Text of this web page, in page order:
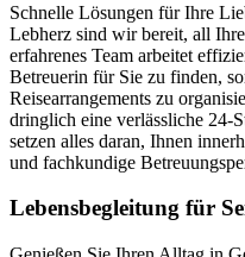
Schnelle Lösungen für Ihre
Lebherz sind wir bereit, all
erfahrenes Team arbeitet
Betreuerin für Sie zu finden,
Reisearrangements zu
dringlich eine verlässliche 24-
setzen alles daran, Ihnen
und fachkundige
Lebensbegleitung für